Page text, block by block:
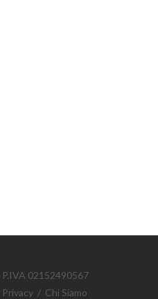
02152490567
Privacy / Chi Siamo